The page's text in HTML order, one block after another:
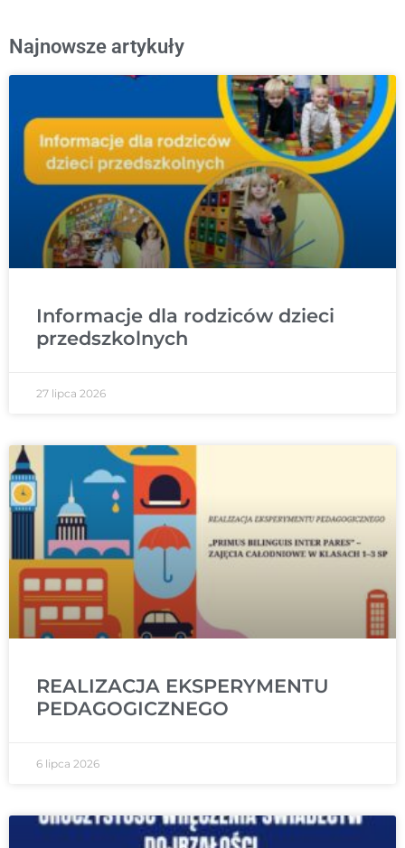
Najnowsze artykuły
Informacje dla rodziców dzieci
przedszkolnych
27 lipca 2026
REALIZACJA EKSPERYMENTU
PEDAGOGICZNEGO
6 lipca 2026